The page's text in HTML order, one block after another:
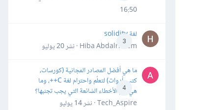
16:50
3
لغة solidity
Hiba Abdalrheem · نشر
20 يوليو
4
ما هي أفضل المصادر المجانية (كورسات،
كتب، أدوات) لتعلّم واحترام لغة C++، وما
هي أهم الأخطاء الشائعة التي يجب تجنبها؟
Tech_Aspire · نشر
14 يوليو